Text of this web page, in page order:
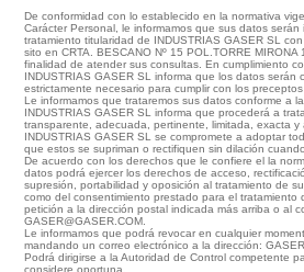
De conformidad con lo establecido en la normativa
Carácter Personal, le informamos que sus datos serán
tratamiento titularidad de INDUSTRIAS GASER SL
sito en CRTA. BESCANO Nº 15 POL.TORRE
finalidad de atender sus consultas. En cumplimiento
INDUSTRIAS GASER SL informa que los datos serán
estrictamente necesario para cumplir con los
Le informamos que trataremos sus datos conforme a
INDUSTRIAS GASER SL informa que procederá a
transparente, adecuada, pertinente, limitada, exacta y
INDUSTRIAS GASER SL se compromete a adoptar
que estos se supriman o rectifiquen sin dilación
De acuerdo con los derechos que le confiere el la
datos podrá ejercer los derechos de acceso,
supresión, portabilidad y oposición al tratamiento de
como del consentimiento prestado para el tratamiento
petición a la dirección postal indicada más arriba o al
GASER@GASER.COM.
Le informamos que podrá revocar en cualquier
mandando un correo electrónico a la dirección:
Podrá dirigirse a la Autoridad de Control competente
considere oportuna.